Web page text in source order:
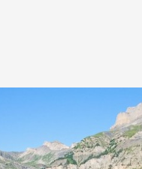
Mayens et alpages